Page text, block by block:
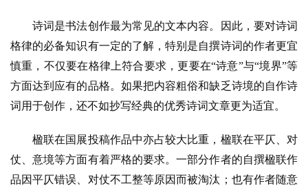
诗词是书法创作最为常见的文本内容。因此，要对诗词
格律的必备知识有一定的了解，特别是自撰诗词的作者更宜
慎重，不仅要在格律上符合要求，更要在“诗意”与“境界”等
方面达到应有的品格。如果把内容粗俗和缺乏诗境的自作诗
词用于创作，还不如抄写经典的优秀诗词文章更为适宜。
楹联在国展投稿作品中亦占较大比重，楹联在平仄、对
仗、意境等方面有着严格的要求。一部分作者的自撰楹联作
品因平仄错误、对仗不工整等原因而被淘汰；也有作者随意